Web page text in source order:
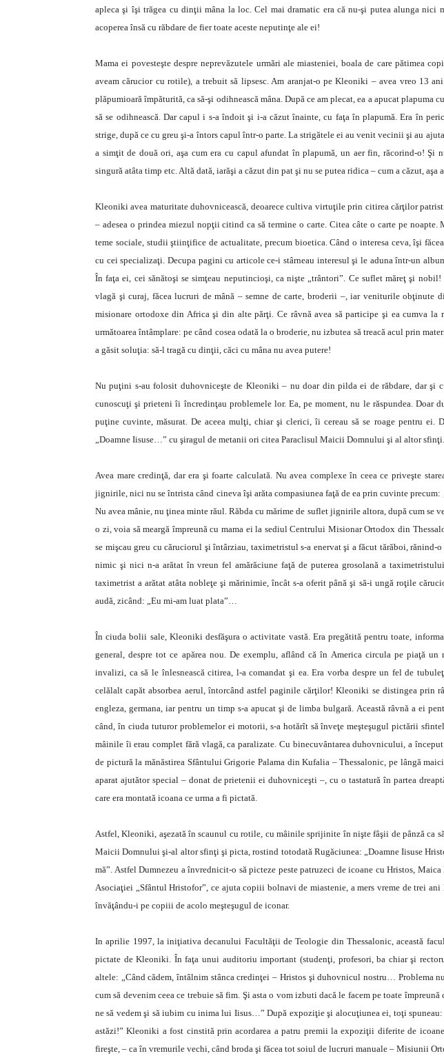
apleca şi îşi trăgea cu dinţii mâna la loc. Cel mai dramatic era că nu-şi putea alunga nici
acoperea însă cu răbdare de fier toate aceste neputinţe ale ei!
Mama ei povesteşte despre ne­pre­văzutele urmări ale miasteniei, boala de care pătimea
aveam cărucior cu rotile), a trebuit să lipsesc. Am aranjat-o pe Kleoniki – avea vreo 13
plăpumioară împăturită, ca să-şi odihnească mâna. După ce am plecat, ea a apucat plapuma
să se odihnească. Dar capul i s-a îndoit şi i-a căzut înainte, cu faţa în plapumă. Era în
strige, după ce cu greu şi-a întors capul într-o parte. La strigătele ei au venit vecinii şi au
a simţit de două ori, aşa cum era cu capul afundat în plapumă, un aer fin, răcorind-o! Şi
singură atâta timp etc. Altă dată, iarăşi a căzut din pat şi nu se putea ridica – cum a căzut, aşa
Kleoniki avea maturitate duhovnicească, deoarece cultiva virtuţile prin citirea cărţilor
– adesea o prindea miezul nopţii citind ca să termine o carte. Citea câte o carte pe
teme sociale, studii ştiinţifice de actualitate, precum bioetica. Când o interesa ceva, îşi
cu cei specializaţi. Decupa pagini cu articole ce-i stârneau interesul şi le aduna într-un
În faţa ei, cei sănătoşi se simţeau neputincioşi, ca nişte „trântori”. Ce suflet mă­reţ şi
vlagă şi curaj, făcea lucruri de mână – semne de carte, broderii –, iar veniturile obţinute
misionare ortodoxe din Africa şi din alte părţi. Ce râvnă avea să participe şi ea cumva la
următoarea întâm­plare: pe când cosea odată la o broderie, nu izbutea să treacă acul prin
a găsit soluţia: să-l tragă cu dinţii, căci cu mâna nu avea putere!
Nu puţini s-au folosit duhovniceşte de Kleoniki – nu doar din pilda ei de răbdare, dar şi
cunoscuţi şi prieteni îi încredinţau problemele lor. Ea, pe moment, nu le răspundea. Doar
puţine cuvinte, măsurat. De aceea mulţi, chiar şi clerici, îi cereau să se roage pentru ei.
„Doamne Iisuse…” cu şiragul de metanii ori citea Paraclisul Maicii Domnului şi al altor sfinţi.
Avea mare credinţă, dar era şi foarte calculată. Nu avea complexe în ceea ce priveşte
jignirile, nici nu se întrista când cineva îşi arăta compasiunea faţă de ea prin cuvinte precum:
Nu avea mânie, nu ţinea minte răul. Răbda cu mărime de suflet jignirile altora, după cum se
o zi, voia să meargă împreună cu mama ei la sediul Centrului Misionar Ortodox din
se mişcau greu cu căruciorul şi întârziau, taximetristul s-a enervat şi a făcut tărăboi, rănind-
nimic şi nici n-a arătat în vreun fel amărăciune faţă de puterea grosolană a
taximetrist a arătat atâta nobleţe şi mărinimie, încât s-a oferit până şi să-i ungă roţile
audă, zicând: „Eu mi-am luat plata”…
În ciuda bolii sale, Kleoniki desfăşura o activitate vastă. Era pregătită pentru toate,
general, despre tot ce apărea nou. De exemplu, aflând că în America circula pe piaţă
invalizi, ca să le înlesnească citirea, l-a comandat şi ea. Era vorba despre un fel de
celălalt capăt absorbea aerul, întorcând astfel paginile cărţilor! Kleoniki se distingea prin
engleza, germana, iar pentru un timp s-a apucat şi de limba bulgară. Această râvnă a ei
când, în ciuda tuturor problemelor ei motorii, s-a hotărît să înveţe meşteşugul pictării
mâinile îi erau complet fără vlagă, ca paralizate. Cu binecuvântarea duhovnicului, a
de pictură la mănăstirea Sfântului Grigorie Palama din Kufalia – Thessalonic, pe lângă
aparat ajutător special – donat de prietenii ei duhovniceşti –, cu o tastatură în partea
care era montată icoana ce urma a fi pictată.
Astfel, Kleoniki, aşezată în scaunul cu ro­ti­le, cu mâinile sprijinite în nişte fâşii de pânză ca
Maicii Domnului şi-al altor sfinţi şi picta, rostind totodată Rugăciunea: „Doamne Iisuse
mă”. Astfel Dumnezeu a învrednicit-o să pic­teze peste patruzeci de icoane cu Hristos,
Aso­ciaţiei „Sfântul Hristofor”, ce ajuta copiii bol­navi de miastenie, a mers vreme de trei
învăţându-i pe copiii de acolo meşteşugul de ico­nar.
In aprilie 1997, la iniţiativa decanului Facultăţii de Teologie din Thessalonic, această
pictate de Kleoniki. În faţa unui au­di­toriu important (studenţi, profesori, ba chiar şi
altele: „Când cădem, întâlnim stân­ca credinţei – Hristos şi duhovnicul nostru… Problema
cum să devenim ceea ce trebuie să fim. Şi asta o vom izbuti dacă le facem pe toate
ne să vedem şi să iubim cu inima lui Iisus…” După expoziţie şi alocuţiunea ei, toţi
astăzi!” Kleoniki a fost cinstită prin acordarea a patru premii la expoziţii diferite de
fireşte, – ca în vremurile vechi, când broda şi făcea tot soiul de lucruri manuale – Misiunii